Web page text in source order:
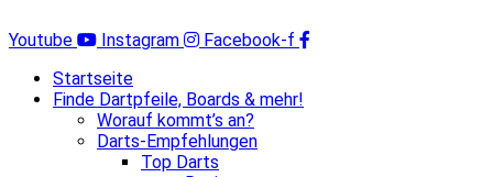
Inhalt
Youtube Instagram
Facebook-f
Startseite
Finde Dartpfeile, Boards & mehr!
Worauf kommt’s an?
Darts-Empfehlungen
Top Darts